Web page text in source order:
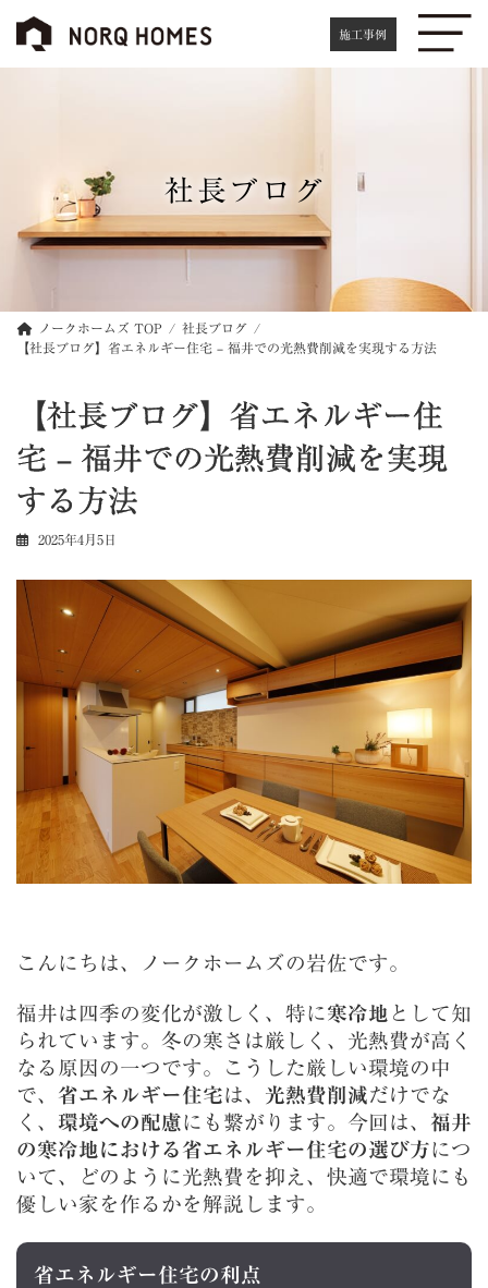
施工事例
社長ブログ
ノークホームズ TOP
社長ブログ
【社長ブログ】省エネルギー住宅 – 福井での光熱費削減を実現する方法
【社長ブログ】省エネルギー住
宅 – 福井での光熱費削減を実現
する方法
2025年4月5日
こんにちは、ノークホームズの岩佐です。
福井は四季の変化が激しく、特に寒冷地 として知
られています。冬の寒さは厳しく、光熱費が高く
なる原因の一つです。こうした厳しい環境の中
で、 省エネルギー住宅は、 光熱費削減だけでな
く、 環境への配慮にも繋がります。今回は、 福井
の寒冷地における省エネルギー住宅の選び方につ
いて、どのように光熱費を抑え、快適で環境にも
優しい家を作るかを解説します。
省エネルギー住宅の利点